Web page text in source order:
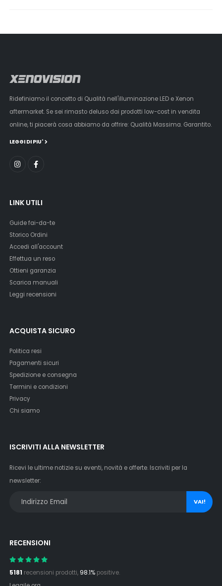
Ridefiniamo il concetto di Qualità nell'illuminazione LED e Xenon
aftermarket. Se sei rimasto deluso dai prodotti low-cost in vendita
online, ti piacerà cosa abbiamo da offrire: Qualità Massima. Garantito.
LEGGI DI PIU'
LINK UTILI
Guide fai-da-te
Storico Ordini
Accedi all'account
Effettua un reso
Ottieni garanzia
Scarica manuali
Leggi recensioni
ACQUISTA SICURO
Politica resi
Pagamenti sicuri
Spedizione e consegna
Termini e condizioni
Privacy
Chi siamo
ISCRIVITI ALLA NEWSLETTER
Ricevi le ultime notizie su eventi, novità e offerte. Iscriviti per la
newsletter:
VAI!
RECENSIONI
5181 recensioni prodotti, 98.1% positive.